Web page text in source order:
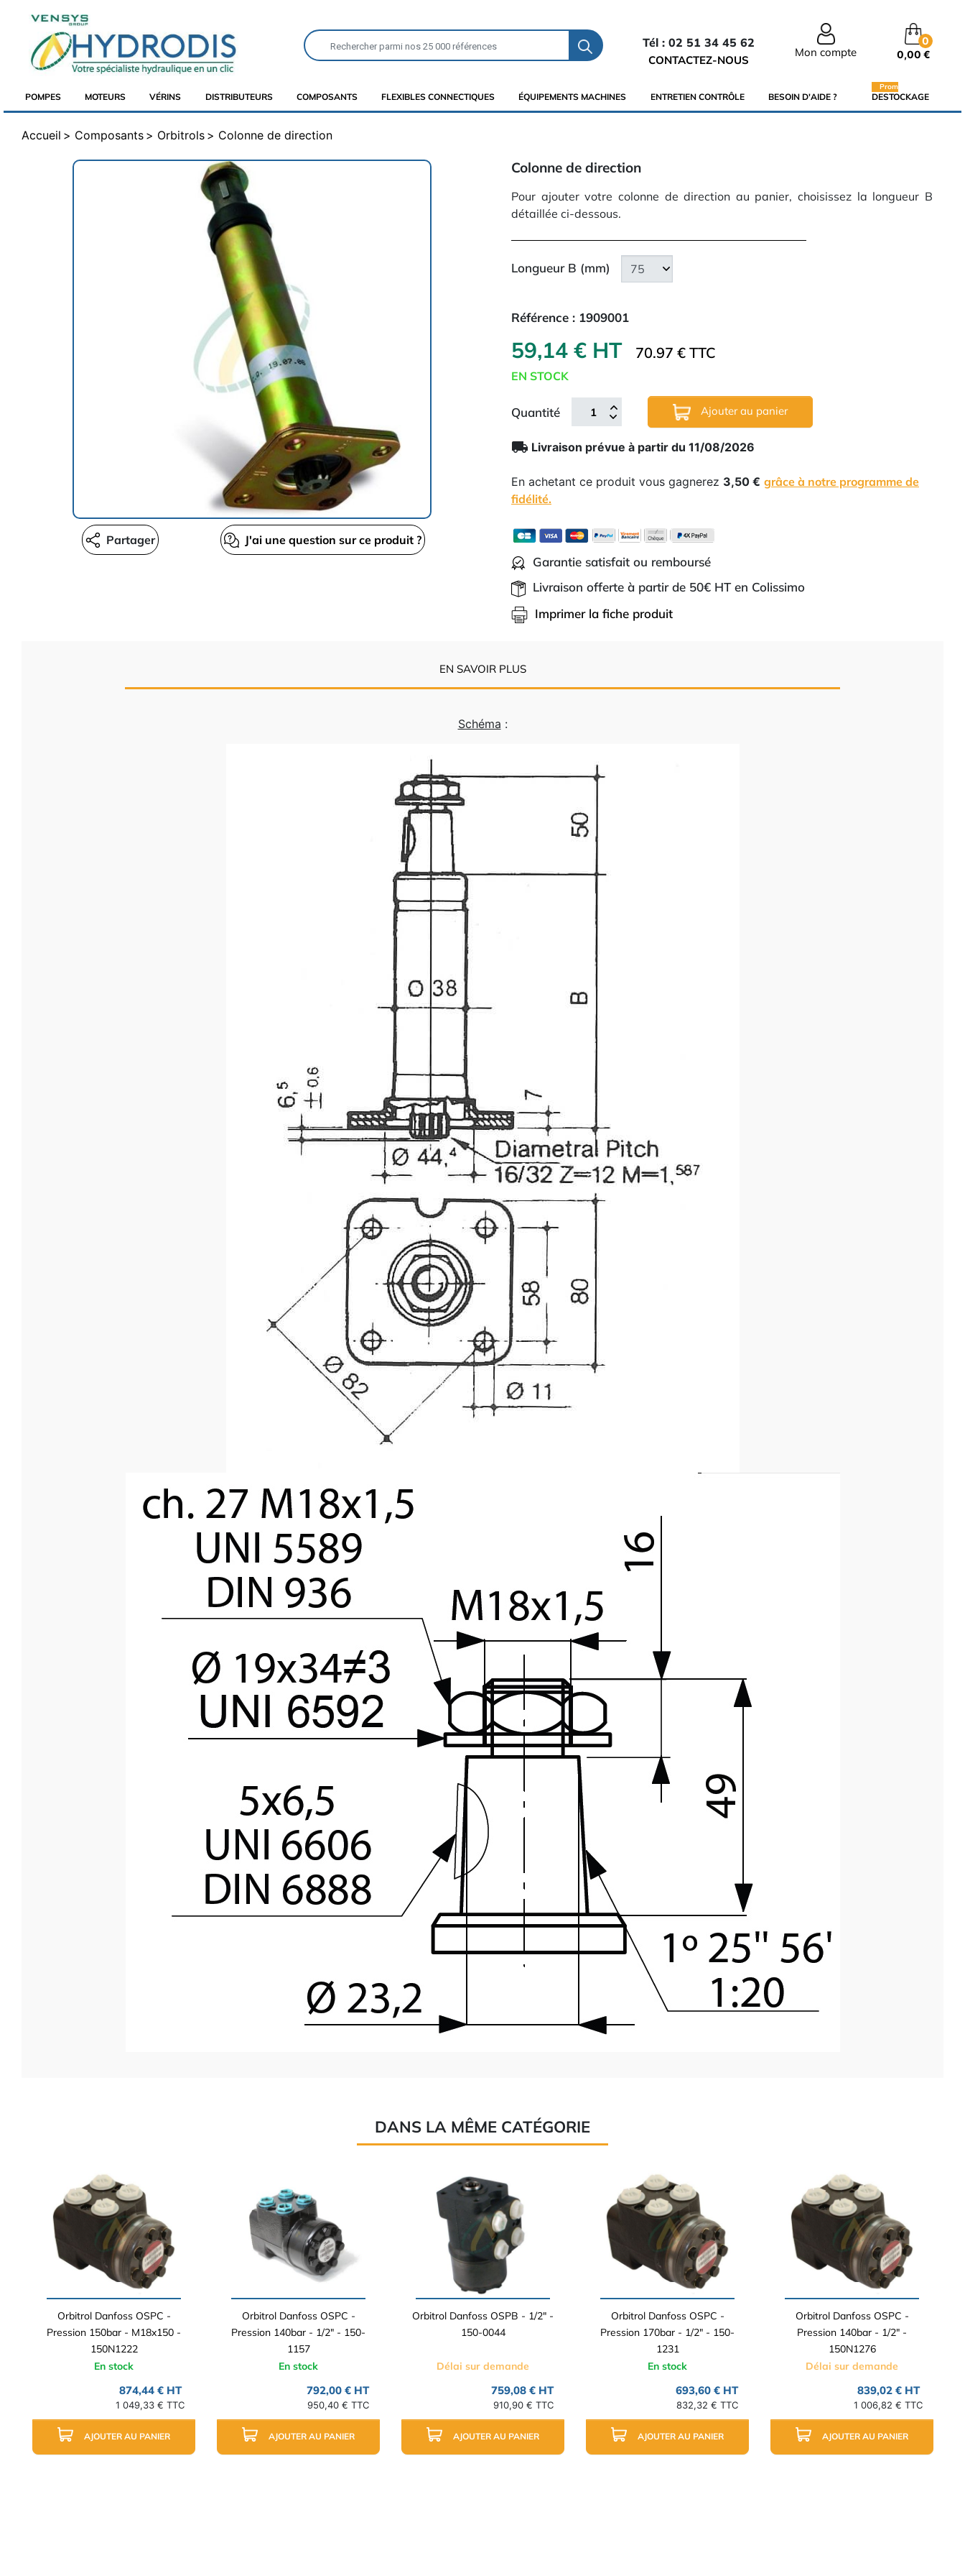
Tél : 02 51 34 45 62
CONTACTEZ-NOUS
Mon compte
0
0,00 €
POMPES MOTEURS VÉRINS DISTRIBUTEURS COMPOSANTS FLEXIBLES CONNECTIQUES ÉQUIPEMENTS MACHINES ENTRETIEN CONTRÔLE BESOIN D'AIDE ? DESTOCKAGE
Promo
Accueil Composants Orbitrols Colonne de direction
J'ai une question sur ce produit ?
Partager
Colonne de direction
Pour ajouter votre colonne de direction au panier, choisissez la longueur B
détaillée ci-dessous.
Longueur B (mm)
Référence : 1909001
59,14 € HT 70.97 € TTC
EN STOCK
Quantité Ajouter au panier
local_shipping Livraison prévue à partir du 11/08/2026
En achetant ce produit vous gagnerez 3,50 € grâce à notre programme de
fidélité.
Garantie satisfait ou remboursé
Livraison offerte à partir de 50€ HT en Colissimo
Imprimer la fiche produit
EN SAVOIR PLUS
Schéma :
DANS LA MÊME CATÉGORIE
Orbitrol Danfoss OSPC -
Pression 150bar - M18x150 -
150N1222
En stock
874,44 € HT
1 049,33 € TTC
AJOUTER AU PANIER
Orbitrol Danfoss OSPC -
Pression 140bar - 1/2" - 150-
1157
En stock
792,00 € HT
950,40 € TTC
AJOUTER AU PANIER
Orbitrol Danfoss OSPB - 1/2" -
150-0044
Délai sur demande
759,08 € HT
910,90 € TTC
AJOUTER AU PANIER
Orbitrol Danfoss OSPC -
Pression 170bar - 1/2" - 150-
1231
En stock
693,60 € HT
832,32 € TTC
AJOUTER AU PANIER
Orbitrol Danfoss OSPC -
Pression 140bar - 1/2" -
150N1276
Délai sur demande
839,02 € HT
1 006,82 € TTC
AJOUTER AU PANIER